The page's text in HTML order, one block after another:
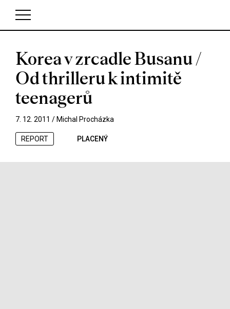
V košíku zatím nemáte žádné položky.
Korea v zrcadle Busanu /
Od thrilleru k intimitě
teenagerů
7. 12. 2011 / Michal Procházka
REPORT PLACENÝ